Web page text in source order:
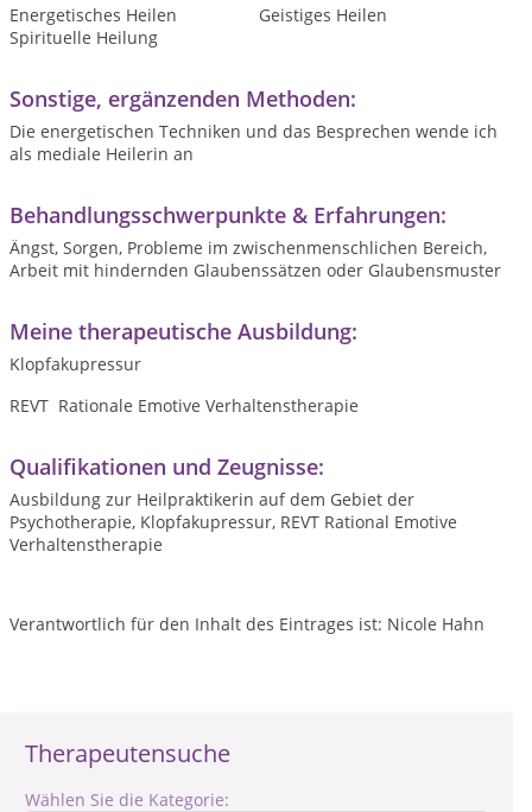
Therapeutensuche
Wählen Sie die Kategorie:
Energetisches Heilen
Geistiges Heilen
Spirituelle Heilung
Sonstige, ergänzenden Methoden:
Die energetischen Techniken und das Besprechen wende ich
als mediale Heilerin an
Behandlungsschwerpunkte & Erfahrungen:
Ängst, Sorgen, Probleme im zwischenmenschlichen Bereich,
Arbeit mit hindernden Glaubenssätzen oder Glaubensmuster
Meine therapeutische Ausbildung:
Klopfakupressur
REVT Rationale Emotive Verhaltenstherapie
Qualifikationen und Zeugnisse:
Ausbildung zur Heilpraktikerin auf dem Gebiet der
Psychotherapie, Klopfakupressur, REVT Rational Emotive
Verhaltenstherapie
Verantwortlich für den Inhalt des Eintrages ist: Nicole Hahn